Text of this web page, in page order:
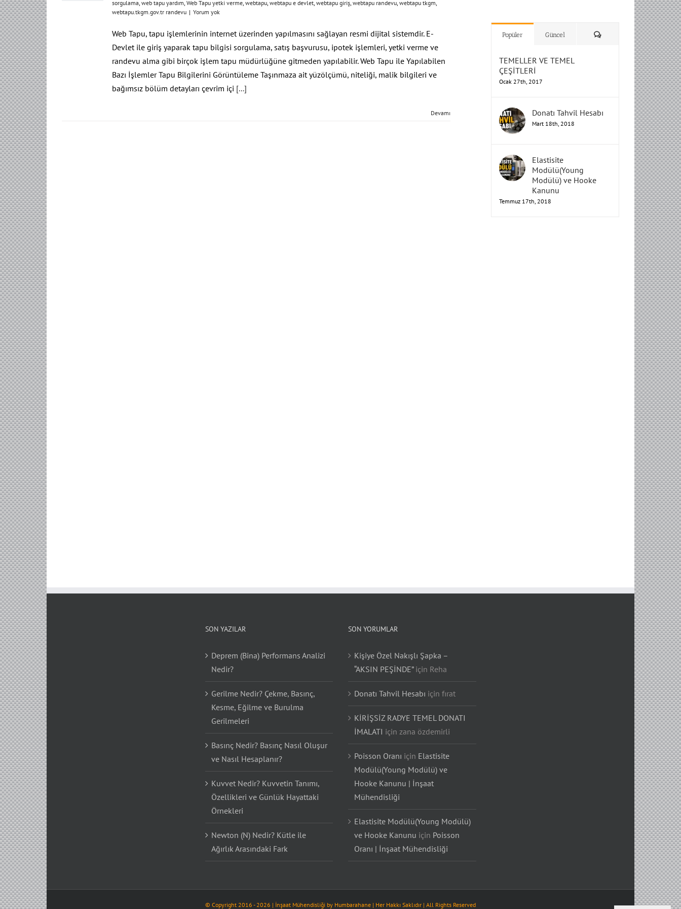
sorgulama web tapu yardım Web Tapu yetki verme webtapu webtapu e devlet webtapu giriş webtapu randevu webtapu tkgm
webtapu.tkgm.gov.tr randevu | Yorum yok
Web Tapu, tapu işlemlerinin internet üzerinden yapılmasını sağlayan resmi dijital sistemdir. E-
Devlet ile giriş yaparak tapu bilgisi sorgulama, satış başvurusu, ipotek işlemleri, yetki verme ve
randevu alma gibi birçok işlem tapu müdürlüğüne gitmeden yapılabilir. Web Tapu ile Yapılabilen
Bazı İşlemler Tapu Bilgilerini Görüntüleme Taşınmaza ait yüzölçümü, niteliği, malik bilgileri ve
bağımsız bölüm detayları çevrim içi [...]
Devamı
TEMELLER VE TEMEL
ÇEŞİTLERİ
Donatı Tahvil Hesabı
Elastisite
Modülü(Young
Modülü) ve Hooke
Kanunu
Deprem (Bina) Performans Analizi
Gerilme Nedir? Çekme, Basınç,
Kesme, Eğilme ve Burulma
Basınç Nedir? Basınç Nasıl Oluşur
Kuvvet Nedir? Kuvvetin Tanımı,
Özellikleri ve Günlük Hayattaki
Newton (N) Nedir? Kütle ile
Kişiye Özel Nakışlı Şapka –
KİRİŞSİZ RADYE TEMEL DONATI
Poisson Oranı için
Elastisite
Modülü(Young Modülü) ve
Hooke Kanunu | İnşaat
Elastisite Modülü(Young Modülü)
ve Hooke Kanunu
için Poisson